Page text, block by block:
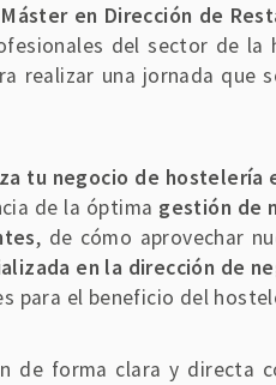
Máster en Dirección de
del sector de la
realizar una jornada que
tu negocio de hostelería
de la óptima gestión de
, de cómo aprovechar
en la dirección de
para el beneficio del
de forma clara y directa